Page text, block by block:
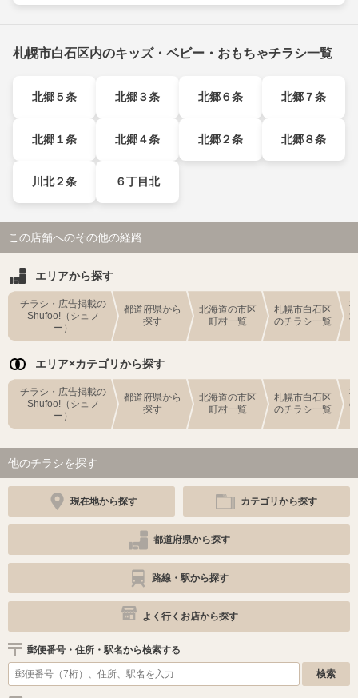
札幌市白石区内のキッズ・ベビー・おもちゃチラシ一覧
北郷５条 北郷３条 北郷６条 北郷７条
北郷１条 北郷４条 北郷２条 北郷８条
川北２条 ６丁目北
この店舗へのその他の経路
エリアから探す
チラシ・広告掲載の
Shufoo!（シュフ
ー）
都道府県から
探す
北海道の市区
町村一覧
札幌市白石区
のチラシ一覧
エリア×カテゴリから探す
チラシ・広告掲載の
Shufoo!（シュフ
ー）
都道府県から
探す
北海道の市区
町村一覧
札幌市白石区
のチラシ一覧
他のチラシを探す
現在地から探す カテゴリから探す
都道府県から探す
路線・駅から探す
よく行くお店から探す
郵便番号・住所・駅名から検索する